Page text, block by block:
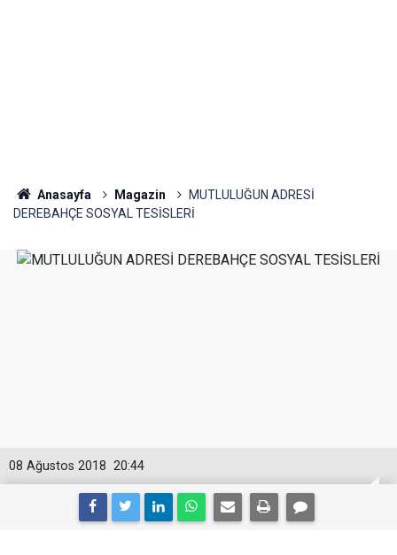
Anasayfa Magazin
MUTLULUĞUN ADRESİ
DEREBAHÇE SOSYAL TESİSLERİ
20:44
08 Ağustos 2018